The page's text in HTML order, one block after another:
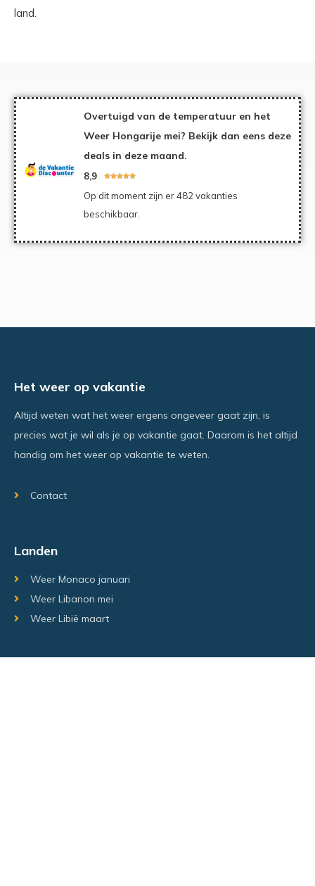
land.
Overtuigd van de temperatuur en het
Weer Hongarije mei? Bekijk dan eens deze
deals in deze maand.
8,9 
Op dit moment zijn er 482 vakanties
beschikbaar.
Het weer op vakantie
Altijd weten wat het weer ergens ongeveer gaat zijn, is
precies wat je wil als je op vakantie gaat. Daarom is het altijd
handig om het weer op vakantie te weten.
Contact
Landen
Weer Monaco januari
Weer Libanon mei
Weer Libië maart